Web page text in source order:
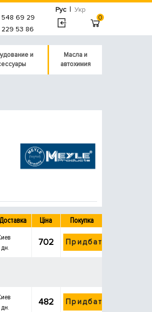
Рус | Укр
69 29
53 86
0
и
Масла и
автохимия
Ціна Покупка
дн.
702 Придбати
дн.
482 Придбати